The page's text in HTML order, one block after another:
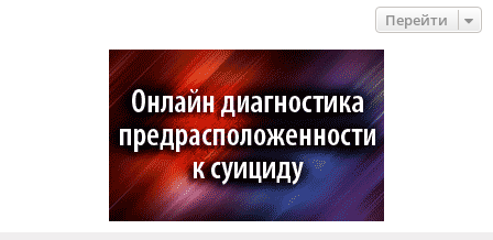
Перейти